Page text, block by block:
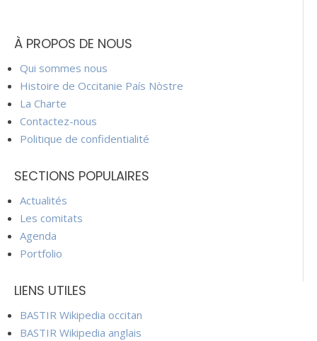
À PROPOS DE NOUS
Qui sommes nous
Histoire de Occitanie País Nòstre
La Charte
Contactez-nous
Politique de confidentialité
SECTIONS POPULAIRES
Actualités
Les comitats
Agenda
Portfolio
LIENS UTILES
BASTIR Wikipedia occitan
BASTIR Wikipedia anglais